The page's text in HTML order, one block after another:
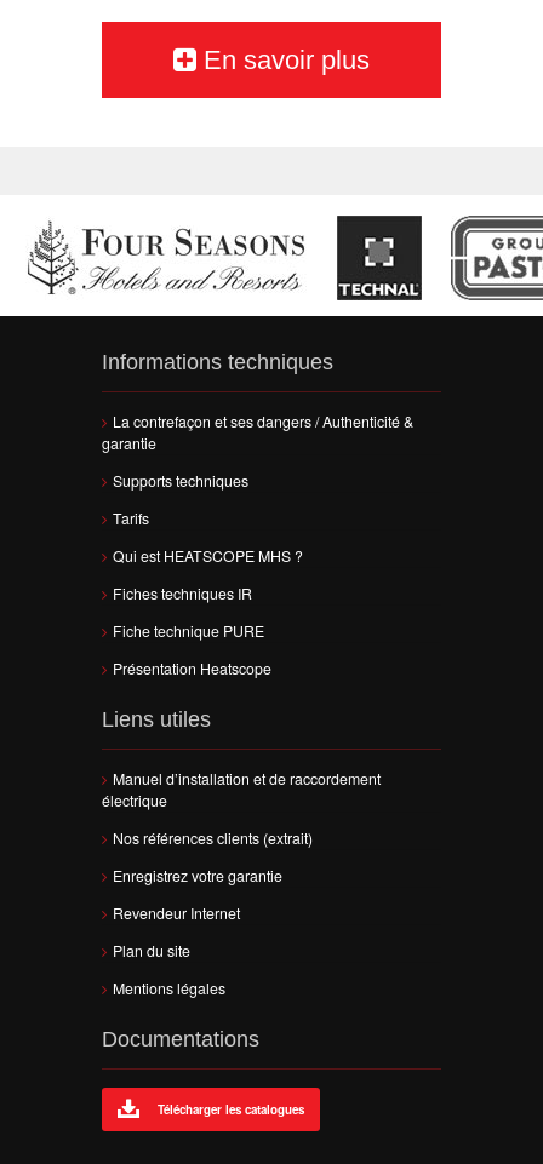
En savoir plus
Informations techniques
La contrefaçon et ses dangers / Authenticité &
garantie
Supports techniques
Tarifs
Qui est HEATSCOPE MHS ?
Fiches techniques IR
Fiche technique PURE
Présentation Heatscope
Liens utiles
Manuel d’installation et de raccordement
électrique
Nos références clients (extrait)
Enregistrez votre garantie
Revendeur Internet
Plan du site
Mentions légales
Documentations
Télécharger les catalogues